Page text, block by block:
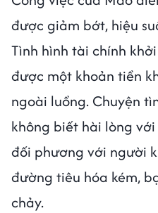
được giảm bớt, hiệu
Tình hình tài chính
được một khoản tiền
ngoài luồng. Chuyện
không biết hài lòng
đối phương với người
đường tiêu hóa kém,
chảy.